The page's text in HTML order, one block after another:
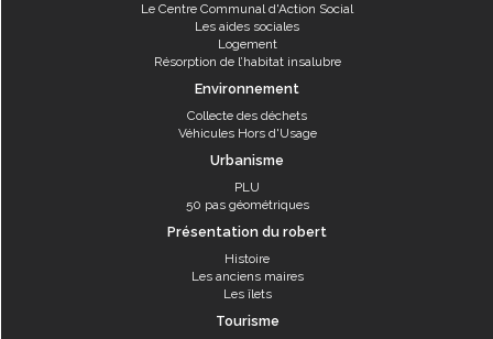
Le Centre Communal d'Action Social
Les aides sociales
Logement
Résorption de l’habitat insalubre
Environnement
Collecte des déchets
Véhicules Hors d'Usage
Urbanisme
PLU
50 pas géométriques
Présentation du robert
Histoire
Les anciens maires
Les îlets
Tourisme